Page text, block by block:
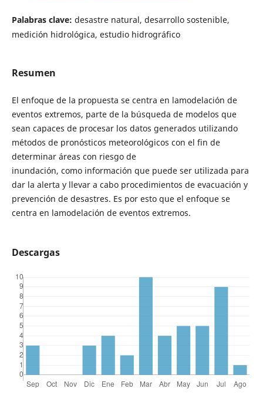
Palabras clave: desastre natural, desarrollo sostenible,
medición hidrológica, estudio hidrográfico
Resumen
El enfoque de la propuesta se centra en lamodelación de
eventos extremos, parte de la búsqueda de modelos que
sean capaces de procesar los datos generados utilizando
métodos de pronósticos meteorológicos con el fin de
determinar áreas con riesgo de
inundación, como información que puede ser utilizada para
dar la alerta y llevar a cabo procedimientos de evacuación y
prevención de desastres. Es por esto que el enfoque se
centra en lamodelación de eventos extremos.
Descargas